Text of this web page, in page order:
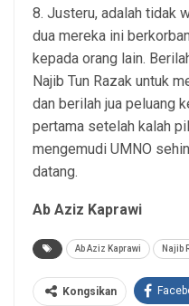
8. Justeru, adalah tidak
dua mereka ini
kepada orang lain.
Najib Tun Razak untuk
dan berilah jua peluang
pertama setelah kalah
mengemudi UMNO
datang.
Ab Aziz Kaprawi
Ab Aziz Kaprawi Najib
Kongsikan